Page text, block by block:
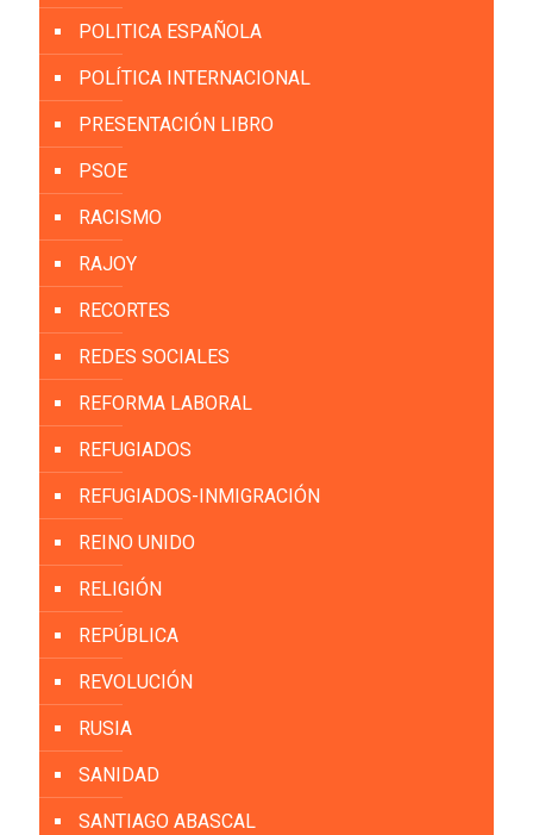
POLITICA ESPAÑOLA
POLÍTICA INTERNACIONAL
PRESENTACIÓN LIBRO
PSOE
RACISMO
RAJOY
RECORTES
REDES SOCIALES
REFORMA LABORAL
REFUGIADOS
REFUGIADOS-INMIGRACIÓN
REINO UNIDO
RELIGIÓN
REPÚBLICA
REVOLUCIÓN
RUSIA
SANIDAD
SANTIAGO ABASCAL